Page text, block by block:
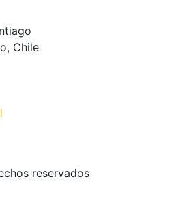
Chile
reservados